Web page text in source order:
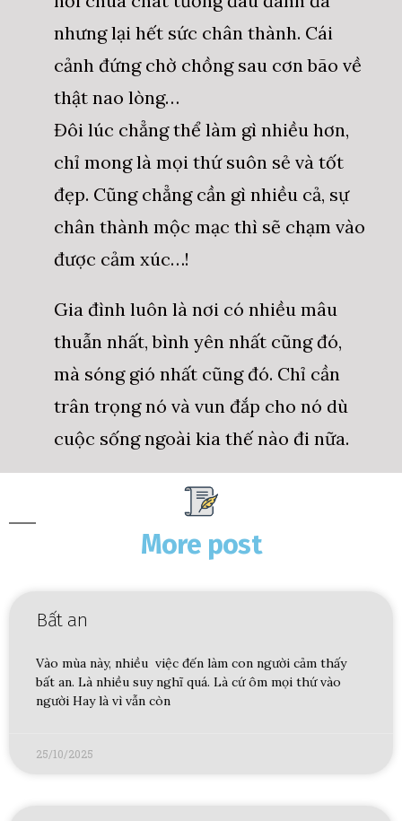
nhưng lại hết sức chân thành. Cái
cảnh đứng chờ chồng sau cơn bão về
thật nao lòng…
Đôi lúc chẳng thể làm gì nhiều hơn,
chỉ mong là mọi thứ suôn sẻ và tốt
đẹp. Cũng chẳng cần gì nhiều cả, sự
chân thành mộc mạc thì sẽ chạm vào
được cảm xúc…!
Gia đình luôn là nơi có nhiều mâu
thuẫn nhất, bình yên nhất cũng đó,
mà sóng gió nhất cũng đó. Chỉ cần
trân trọng nó và vun đắp cho nó dù
cuộc sống ngoài kia thế nào đi nữa.
More post
Bất an
Vào mùa này, nhiều việc đến làm con người cảm thấy
bất an. Là nhiều suy nghĩ quá. Là cứ ôm mọi thứ vào
người Hay là vì vẫn còn
25/10/2025